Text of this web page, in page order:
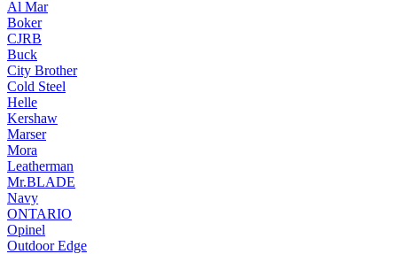
Al Mar
Boker
CJRB
Buck
City Brother
Cold Steel
Helle
Kershaw
Marser
Mora
Leatherman
Mr.BLADE
Navy
ONTARIO
Opinel
Outdoor Edge